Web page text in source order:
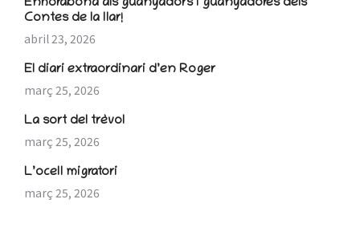
Enhorabona als guanyadors i guanyadores dels
Contes de la llar!
abril 23, 2026
El diari extraordinari d’en Roger
març 25, 2026
La sort del trèvol
març 25, 2026
L’ocell migratori
març 25, 2026